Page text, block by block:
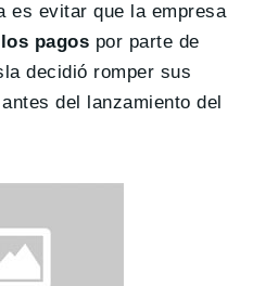
es evitar que la empresa
pagos por parte de
decidió romper sus
del lanzamiento del